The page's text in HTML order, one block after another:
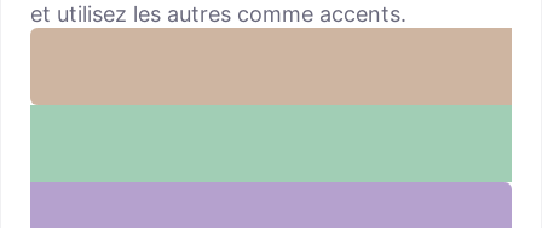
et utilisez les autres comme accents.